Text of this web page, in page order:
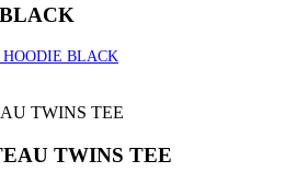
BLACK
TWINS TEE